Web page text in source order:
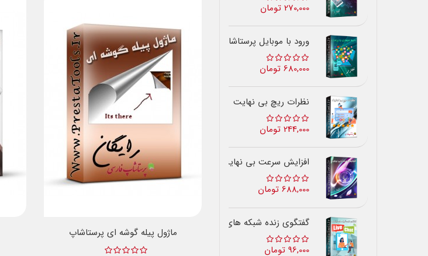
270,000 تومان
ورود با موبایل پرستاشاپ
680,000 تومان
نظرات ریچ بی نهایت
244,000 تومان
افزایش سرعت بی نهایت
688,000 تومان
گفتگوی زنده شبکه های اجتماعی
96,000 تومان
ماژول پیله گوشه ای پرستاشاپ